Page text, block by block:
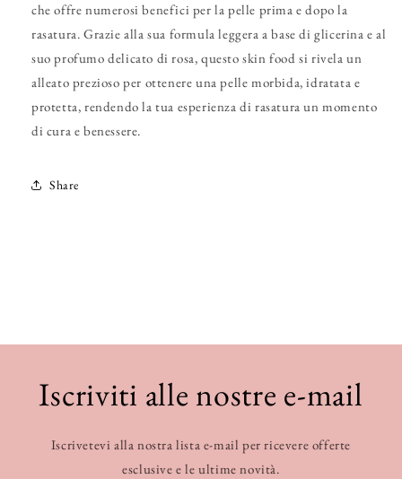
che offre numerosi benefici per la pelle prima e dopo la
rasatura. Grazie alla sua formula leggera a base di glicerina e al
suo profumo delicato di rosa, questo skin food si rivela un
alleato prezioso per ottenere una pelle morbida, idratata e
protetta, rendendo la tua esperienza di rasatura un momento
di cura e benessere.
Share
Iscriviti alle nostre e-mail
Iscrivetevi alla nostra lista e-mail per ricevere offerte
esclusive e le ultime novità.